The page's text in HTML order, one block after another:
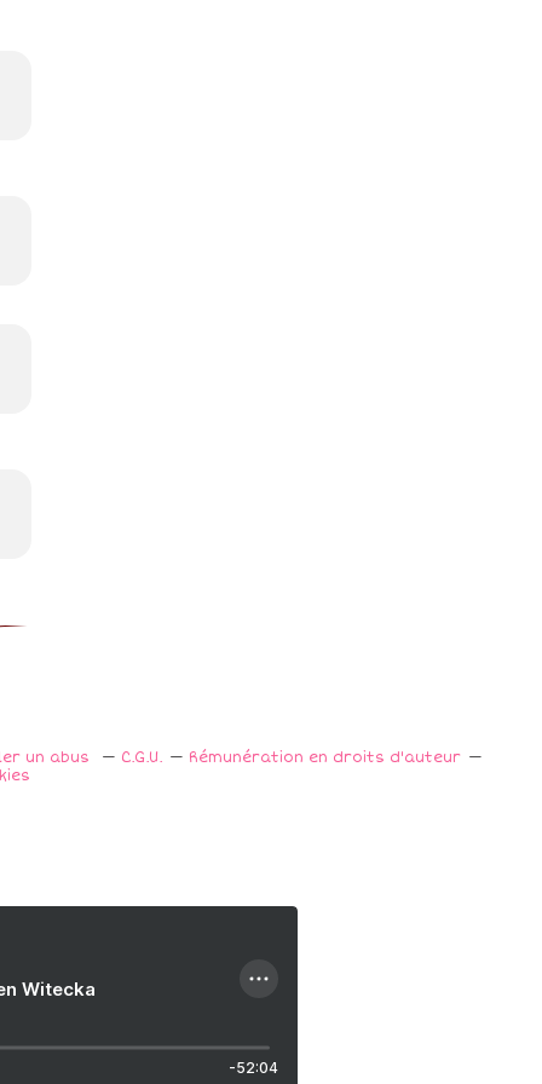
un abus C.G.U.
Rémunération en droits d'auteur
Witecka
-52:04